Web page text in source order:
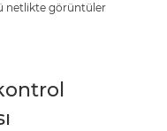
netlikte görüntüler